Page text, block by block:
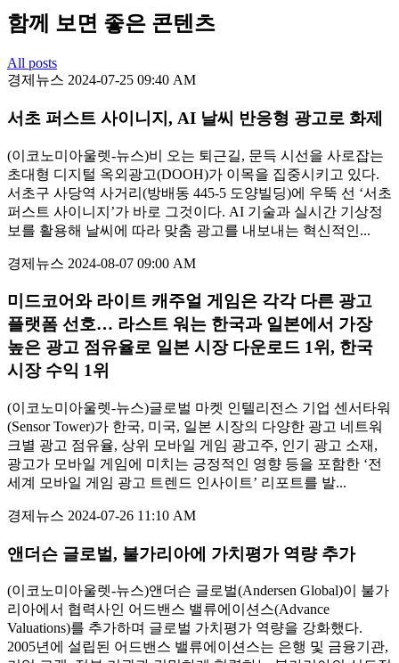
함께 보면 좋은 콘텐츠
All posts
경제뉴스 2024-07-25 09:40 AM
서초 퍼스트 사이니지, AI 날씨 반응형 광고로 화제
(이코노미아울렛-뉴스)비 오는 퇴근길, 문득 시선을 사로잡는
초대형 디지털 옥외광고(DOOH)가 이목을 집중시키고 있다.
서초구 사당역 사거리(방배동 445-5 도양빌딩)에 우뚝 선 ‘서초
퍼스트 사이니지’가 바로 그것이다. AI 기술과 실시간 기상정
보를 활용해 날씨에 따라 맞춤 광고를 내보내는 혁신적인...
경제뉴스 2024-08-07 09:00 AM
미드코어와 라이트 캐주얼 게임은 각각 다른 광고
플랫폼 선호… 라스트 워는 한국과 일본에서 가장
높은 광고 점유율로 일본 시장 다운로드 1위, 한국
시장 수익 1위
(이코노미아울렛-뉴스)글로벌 마켓 인텔리전스 기업 센서타워
(Sensor Tower)가 한국, 미국, 일본 시장의 다양한 광고 네트워
크별 광고 점유율, 상위 모바일 게임 광고주, 인기 광고 소재,
광고가 모바일 게임에 미치는 긍정적인 영향 등을 포함한 ‘전
세계 모바일 게임 광고 트렌드 인사이트’ 리포트를 발...
경제뉴스 2024-07-26 11:10 AM
앤더슨 글로벌, 불가리아에 가치평가 역량 추가
(이코노미아울렛-뉴스)앤더슨 글로벌(Andersen Global)이 불가
리아에서 협력사인 어드밴스 밸류에이션스(Advance
Valuations)를 추가하며 글로벌 가치평가 역량을 강화했다.
2005년에 설립된 어드밴스 밸류에이션스는 은행 및 금융기관,